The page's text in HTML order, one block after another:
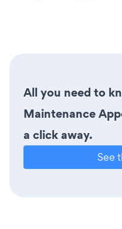
All you need to
Maintenance
a click away.
See